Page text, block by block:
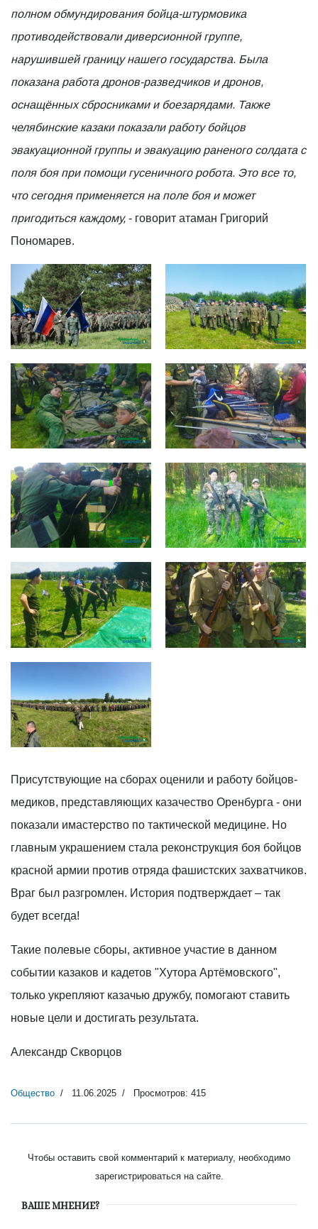
полном обмундирования бойца-штурмовика
противодействовали диверсионной группе,
нарушившей границу нашего государства. Была
показана работа дронов-разведчиков и дронов,
оснащённых сбросниками и боезарядами. Также
челябинские казаки показали работу бойцов
эвакуационной группы и эвакуацию раненого солдата с
поля боя при помощи гусеничного робота. Это все то,
что сегодня применяется на поле боя и может
пригодиться каждому, - говорит атаман Григорий
Пономарев.
photo_2025-06-09_23-32-25
(3)
photo_2025-06-09_23-32-25
photo_2025-06-09_23-32-26
(2)
photo_2025-06-09_23-32-26
photo_2025-06-09_23-32-27
(3)
photo_2025-06-09_23-32-27
photo_2025-06-09_23-32-28
(3)
photo_2025-06-09_23-32-28
photo_2025-06-11_09-58-54
Присутствующие на сборах оценили и работу бойцов-
медиков, представляющих казачество Оренбурга - они
показали имастерство по тактической медицине. Но
главным украшением стала реконструкция боя бойцов
красной армии против отряда фашистских захватчиков.
Враг был разгромлен. История подтверждает – так
будет всегда!
Такие полевые сборы, активное участие в данном
событии казаков и кадетов "Хутора Артёмовского",
только укрепляют казачью дружбу, помогают ставить
новые цели и достигать результата.
Александр Скворцов
Общество 11.06.2025 Просмотров: 415
Чтобы оставить свой комментарий к материалу, необходимо
зарегистрироваться на сайте.
ВАШЕ МНЕНИЕ?